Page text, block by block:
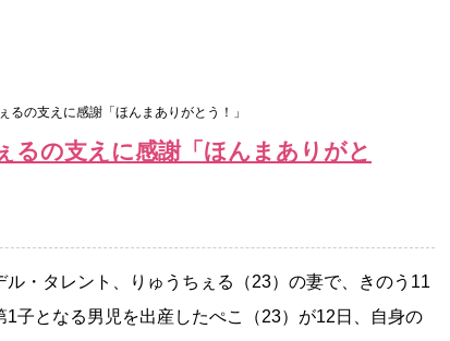
るの支えに感謝「ほんまありがとう！」
るの支えに感謝「ほんまありがと
・タレント、りゅうちぇる（23）の妻で、きのう11
1子となる男児を出産したぺこ（23）が12日、自身の